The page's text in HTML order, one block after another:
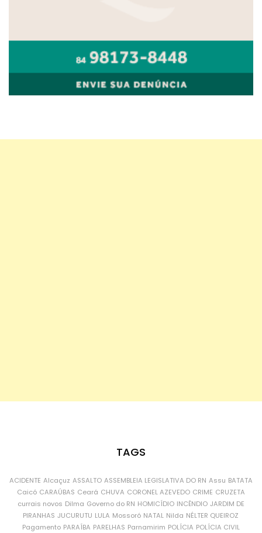
TAGS
ACIDENTE Alcaçuz ASSALTO ASSEMBLEIA LEGISLATIVA DO RN Assu BATATA
Caicó CARAÚBAS Ceará CHUVA CORONEL AZEVEDO CRIME CRUZETA
currais novos Dilma Governo do RN HOMICÍDIO INCÊNDIO JARDIM DE
PIRANHAS JUCURUTU LULA Mossoró NATAL Nilda NÉLTER QUEIROZ
Pagamento PARAÍBA PARELHAS Parnamirim POLÍCIA POLÍCIA CIVIL